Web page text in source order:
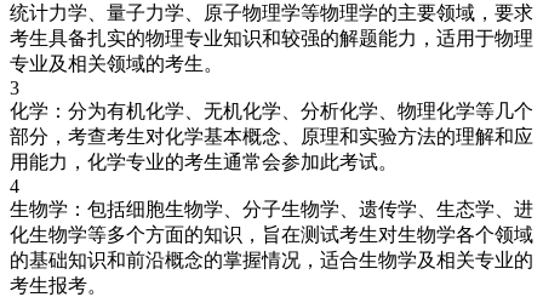
统计力学、量子力学、原子物理学等物理学的主要领域，要求
考生具备扎实的物理专业知识和较强的解题能力，适用于物理
专业及相关领域的考生。
3
化学：分为有机化学、无机化学、分析化学、物理化学等几个
部分，考查考生对化学基本概念、原理和实验方法的理解和应
用能力，化学专业的考生通常会参加此考试。
4
生物学：包括细胞生物学、分子生物学、遗传学、生态学、进
化生物学等多个方面的知识，旨在测试考生对生物学各个领域
的基础知识和前沿概念的掌握情况，适合生物学及相关专业的
考生报考。